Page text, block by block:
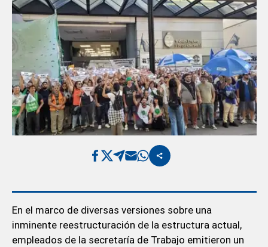
En el marco de diversas versiones sobre una
inminente reestructuración de la estructura actual,
empleados de la secretaría de Trabajo emitieron un